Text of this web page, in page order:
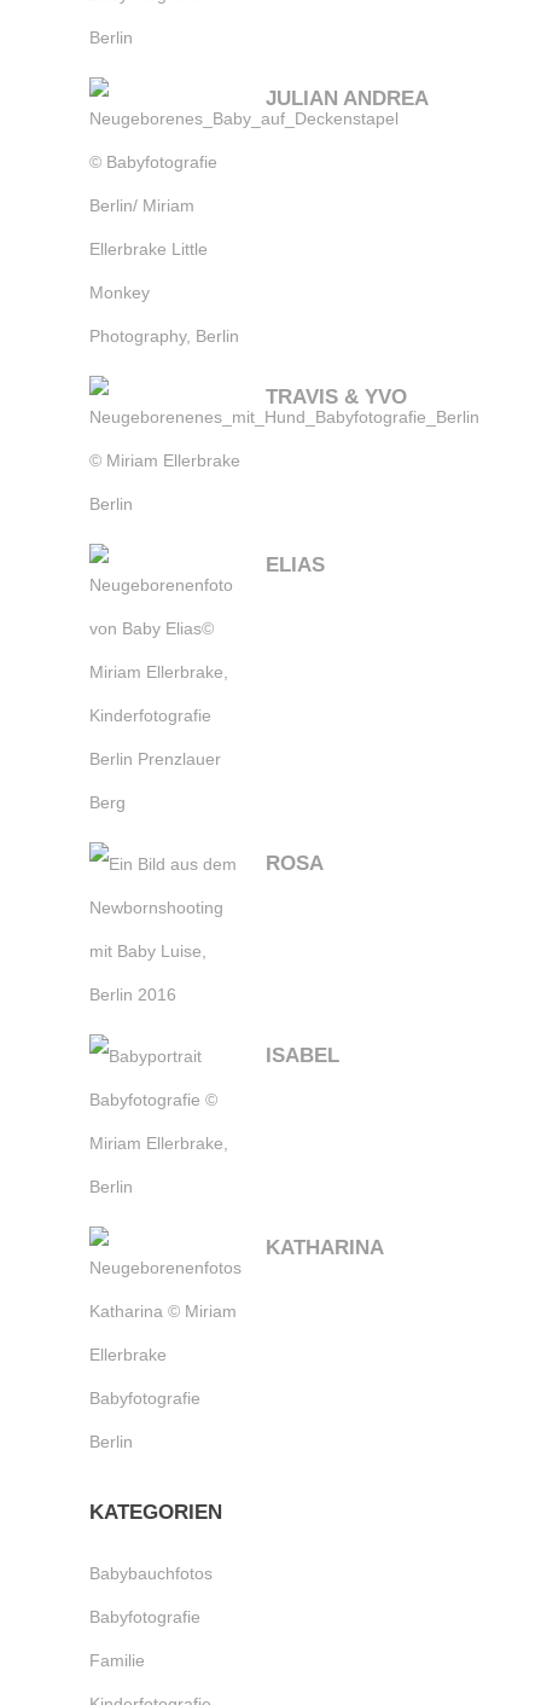
JULIAN ANDREA
TRAVIS & YVO
ELIAS
ROSA
ISABEL
KATHARINA
KATEGORIEN
Babybauchfotos
Babyfotografie
Familie